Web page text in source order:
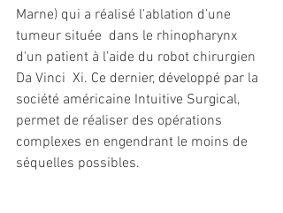
Marne) qui a réalisé l'ablation d'une
tumeur située  dans le rhinopharynx
d'un patient à l'aide du robot chirurgien
Da Vinci  Xi. Ce dernier, développé par la
société américaine Intuitive Surgical,
permet de réaliser des opérations
complexes en engendrant le moins de
séquelles possibles.